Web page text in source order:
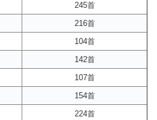
245首
216首
104首
142首
107首
154首
224首